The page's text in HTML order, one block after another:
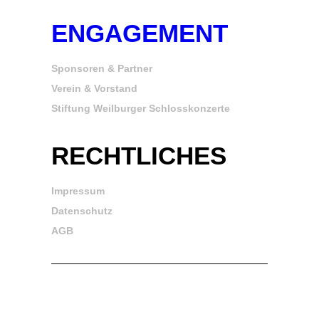
ENGAGEMENT
Sponsoren & Partner
Verein & Vorstand
Stiftung Weilburger Schlosskonzerte
RECHTLICHES
Impressum
Datenschutz
AGB